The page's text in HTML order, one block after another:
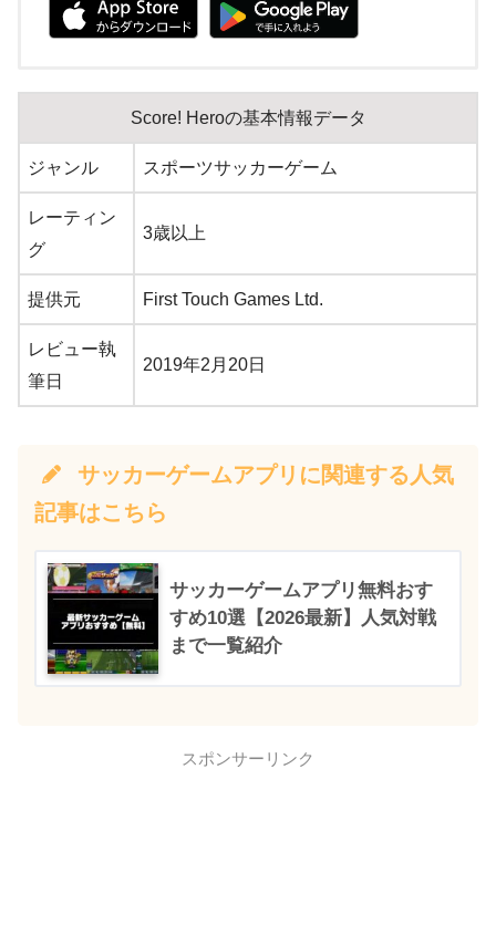
Score! Heroの基本情報データ
ジャンル スポーツサッカーゲーム
レーティン
グ
3歳以上
提供元 First Touch Games Ltd.
レビュー執
筆日
2019年2月20日
サッカーゲームアプリに関連する人気
記事はこちら
サッカーゲームアプリ無料おす
すめ10選【2026最新】人気対戦
まで一覧紹介
スポンサーリンク